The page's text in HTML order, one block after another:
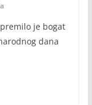
je bogat
dana